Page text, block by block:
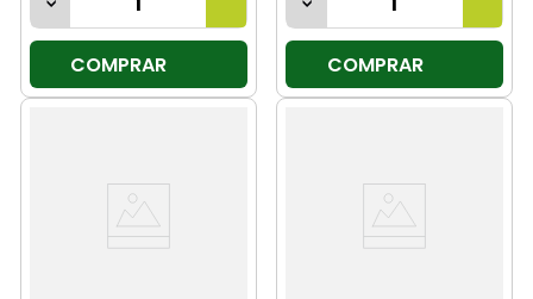
COMPRAR COMPRAR